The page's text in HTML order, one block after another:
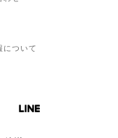
について